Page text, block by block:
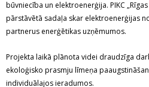
būvniecība un elektroenerģija. PIKC
pārstāvētā sadaļa skar elektroenerģijas
partnerus enerģētikas uzņēmumos.
Projekta laikā plānota videi draudzīga
ekoloģisko prasmju līmeņa
individuālajos ieradumos.